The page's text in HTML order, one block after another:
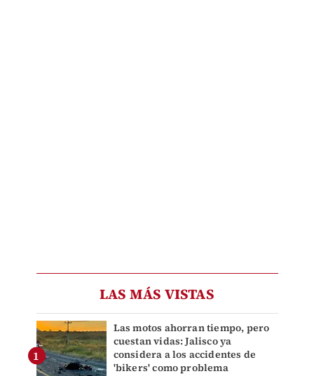
LAS MÁS VISTAS
Las motos ahorran tiempo, pero
cuestan vidas: Jalisco ya
considera a los accidentes de
'bikers' como problema